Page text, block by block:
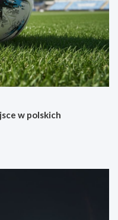
w polskich